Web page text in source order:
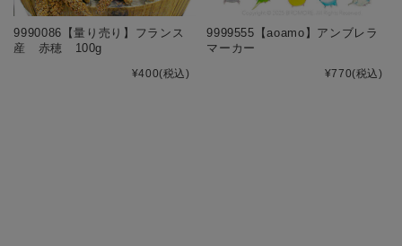
9990086【量り売り】フランス
産 赤穂 100g
¥400(税込)
9999555【aoamo】アンブレラ
マーカー
¥770(税込)